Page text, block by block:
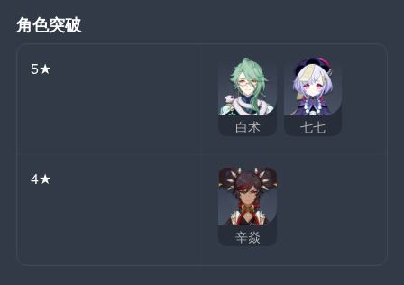
角色突破
5★
白术 七七
4★
辛焱